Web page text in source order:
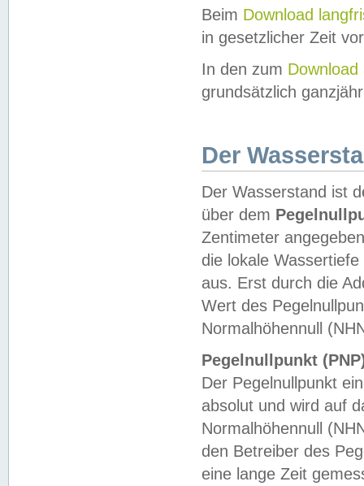
Beim Download
in gesetzlicher Zeit
In den zum Download
grundsätzlich
Der
Der Wasserstand ist
über dem
Zentimeter
die lokale
aus. Erst durch die
Wert des
Normalhöhennull
Pegelnullpunkt
Der Pegelnullpunkt
absolut und wird auf
Normalhöhennull
den Betreiber des
eine lange Zeit